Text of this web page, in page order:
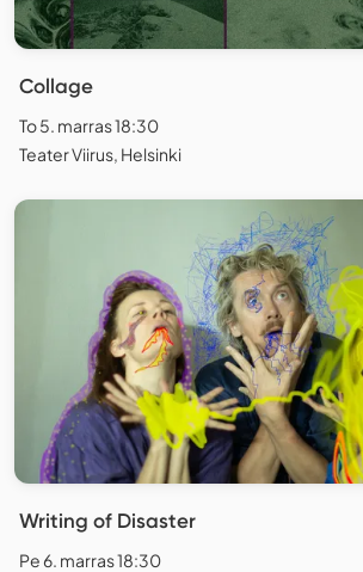
Collage
To 5. marras 18:30
Teater Viirus, Helsinki
Writing of Disaster
Pe 6. marras 18:30